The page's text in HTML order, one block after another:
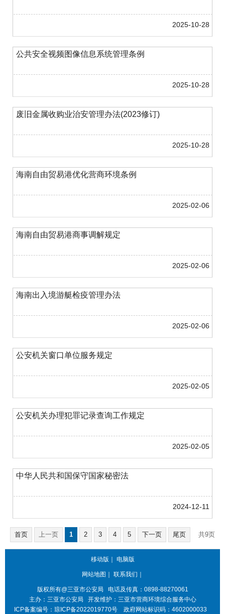
2025-10-28
公共安全视频图像信息系统管理条例
2025-10-28
废旧金属收购业治安管理办法(2023修订)
2025-10-28
海南自由贸易港优化营商环境条例
2025-02-06
海南自由贸易港商事调解规定
2025-02-06
海南出入境游艇检疫管理办法
2025-02-06
公安机关窗口单位服务规定
2025-02-05
公安机关办理犯罪记录查询工作规定
2025-02-05
中华人民共和国保守国家秘密法
2024-12-11
首页 上一页 1 2 3 4 5 下一页 尾页 共9页
跳转至
第1页
移动版 ｜ 电脑版
网站地图 ｜ 联系我们 ｜
版权所有@三亚市公安局
电话及传真：0898-88270061
主办：三亚市公安局
开发维护：三亚市营商环境综合服务中心
ICP备案编号： 琼ICP备2022019770号 政府网站标识码： 4602000033